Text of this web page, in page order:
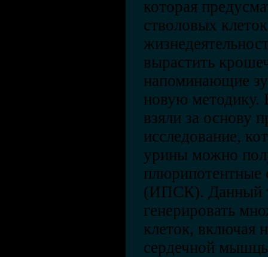
которая
стволовых
вырастить
напоминающие
новую методику.
взяли за основу
исследование,
урины можно
плюрипотентные
(ИПСК). Данный
генерировать
клеток, включая
сердечной